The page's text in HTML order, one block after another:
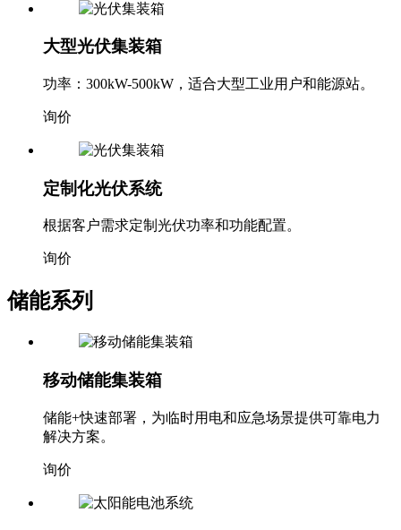
大型光伏集装箱
功率：300kW-500kW，适合大型工业用户和能源站。
询价
定制化光伏系统
根据客户需求定制光伏功率和功能配置。
询价
储能系列
移动储能集装箱
储能+快速部署，为临时用电和应急场景提供可靠电力
解决方案。
询价